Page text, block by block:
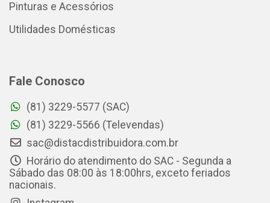
Pinturas e Acessórios
Utilidades Domésticas
Fale Conosco
(81) 3229-5577 (SAC)
(81) 3229-5566 (Televendas)
sac@distacdistribuidora.com.br
Horário do atendimento do SAC - Segunda a
Sábado das 08:00 às 18:00hrs, exceto feriados
nacionais.